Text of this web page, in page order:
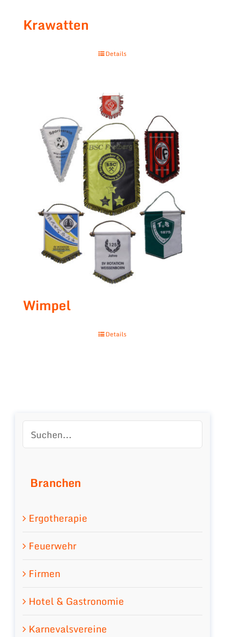
Krawatten
Details
Wimpel
Details
Branchen
Ergotherapie
Feuerwehr
Firmen
Hotel & Gastronomie
Karnevalsvereine